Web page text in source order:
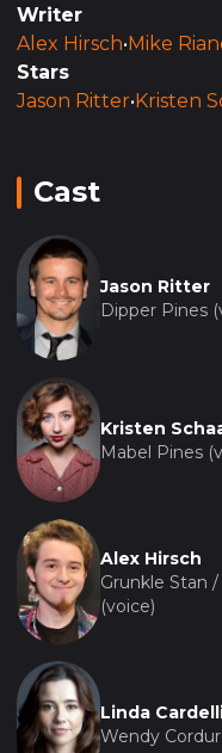
Writer
Alex Hirsch• Mike
Stars
Jason Ritter• Kristen
Cast
Jason Ritter
Dipper Pines
Kristen
Mabel Pines
Alex Hirsch
Grunkle Stan
(voice)
Linda
Wendy